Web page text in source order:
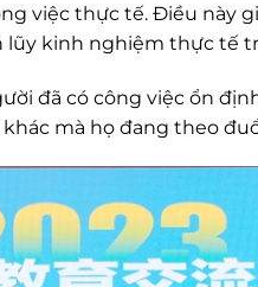
việc thực tế. Điều này
kinh nghiệm thực tế
đã có công việc ổn
mà họ đang theo